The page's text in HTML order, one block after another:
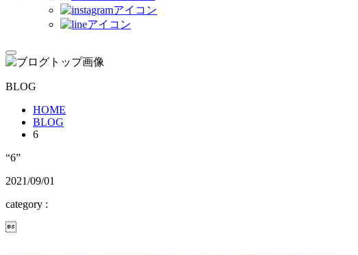
BLOG
HOME
BLOG
6
“6”
2021/09/01
category :
